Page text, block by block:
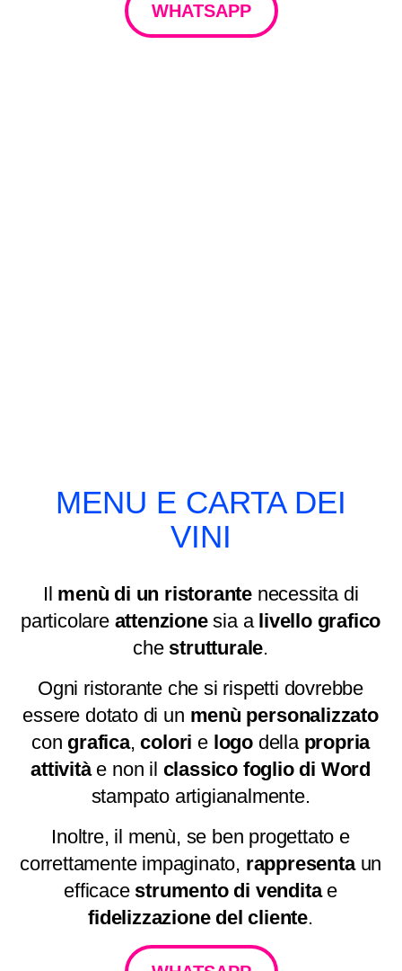
WHATSAPP
MENU E CARTA DEI
VINI
Il menù di un ristorante necessita di
particolare attenzionesia a livello grafico
che strutturale.
Ogni ristorante che si rispetti dovrebbe
essere dotato di un menù personalizzato
con grafica,colori e logodella propria
attivitàe non il classico foglio di Word
stampato artigianalmente.
Inoltre, il menù, se ben progettato e
correttamente impaginato, rappresenta un
efficacestrumento di venditae
fidelizzazione del cliente.